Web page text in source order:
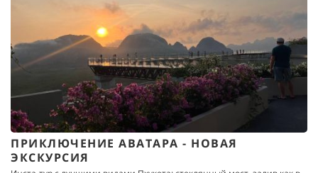
ПРИКЛЮЧЕНИЕ АВАТАРА - НОВАЯ
ЭКСКУРСИЯ